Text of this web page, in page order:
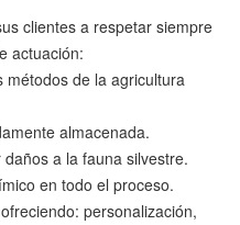
clientes a respetar siempre
actuación:
métodos de la agricultura
almacenada.
a la fauna silvestre.
en todo el proceso.
personalización,